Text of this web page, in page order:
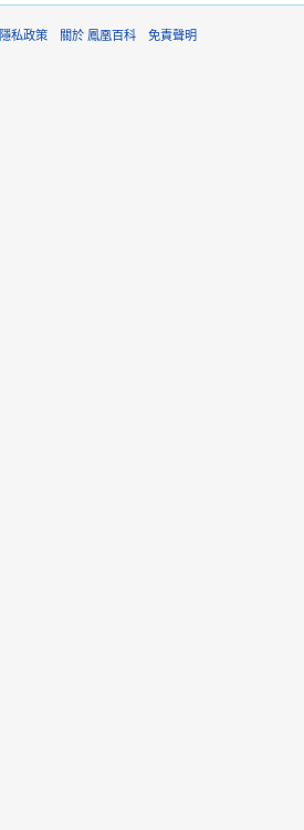
隱私政策 關於 鳳凰百科 免責聲明